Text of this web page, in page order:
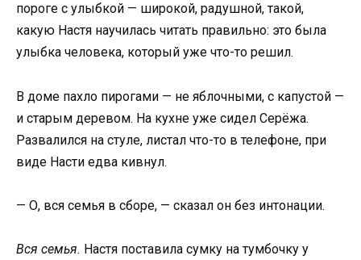
пороге с улыбкой — широкой, радушной, такой,
какую Настя научилась читать правильно: это была
улыбка человека, который уже что-то решил.
В доме пахло пирогами — не яблочными, с капустой —
и старым деревом. На кухне уже сидел Серёжа.
Развалился на стуле, листал что-то в телефоне, при
виде Насти едва кивнул.
— О, вся семья в сборе, — сказал он без интонации.
Вся семья. Настя поставила сумку на тумбочку у